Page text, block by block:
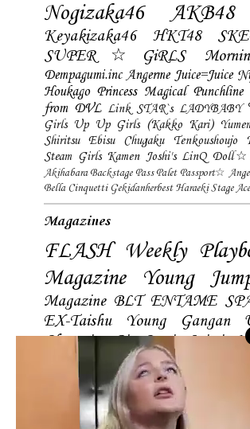
Nogizaka46 AKB48
Keyakizaka46 HKT48
SUPER☆GiRLS
Dempagumi.inc Angerme Juice=Juice
Houkago Princess Magical Punchline
from DVL Link STAR`s LADYBABY
Girls Up Up Girls (Kakko Kari)
Shiritsu Ebisu Chugaku
Tenkoushoujo
Steam Girls Kamen Joshi's LinQ
Akihabara Backstage Pass Palet Passport☆
Bella Cinquetti Gekidanherbest Haraeki Stage Ace
Magazines
FLASH Weekly
Magazine
Young
Magazine BLT ENTAME
EX-Taishu
Young Gangan
Champion Big Comic Spirtis
Shonen Magazine BUBKA
Champion Manga Action
Sunday Photobooks BRODY
Magazine SMART Magazine Young